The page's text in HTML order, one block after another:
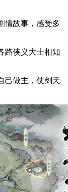
故事，感受多
侠义大士相知
做主，仗剑天